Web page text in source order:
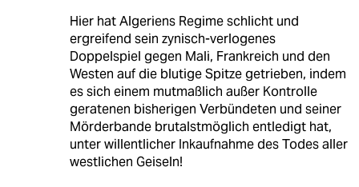
Hier hat Algeriens Regime schlicht und
ergreifend sein zynisch-verlogenes
Doppelspiel gegen Mali, Frankreich und den
Westen auf die blutige Spitze getrieben, indem
es sich einem mutmaßlich außer Kontrolle
geratenen bisherigen Verbündeten und seiner
Mörderbande brutalstmöglich entledigt hat,
unter willentlicher Inkaufnahme des Todes aller
westlichen Geiseln!